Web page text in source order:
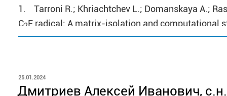
1. Tarroni R.; Khriachtchev L.; Domanskaya A.;
C2F radical: A matrix-isolation and computational
224.
– N. 12. – P. 4181-4187.
ОПУБЛИКОВАНО
25.01.2024
Дмитриев Алексей Иванович,